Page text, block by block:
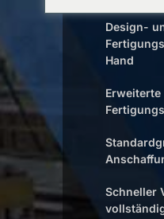
Design-
Hand
Erweiterte
Schneller